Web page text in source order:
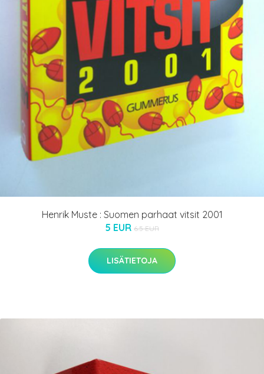
Henrik Muste : Suomen parhaat vitsit 2001
5 EUR 6.5 EUR
LISÄTIETOJA